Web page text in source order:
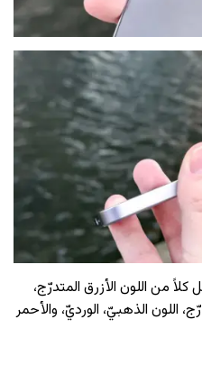
من اللون الأزرق المتدرّج،
اللون الذهبيّ، الورديّ، والأحمر